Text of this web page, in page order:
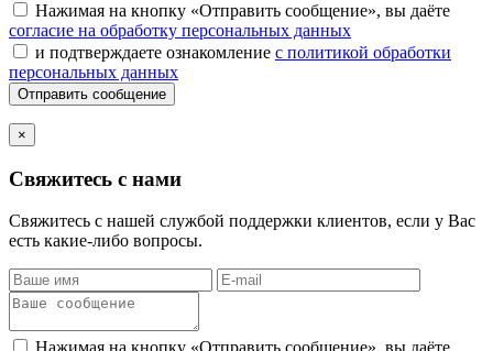
Нажимая на кнопку «Отправить сообщение», вы даёте
согласие на обработку персональных данных
и подтверждаете ознакомление с политикой обработки
персональных данных
Отправить сообщение
×
Свяжитесь с нами
Свяжитесь с нашей службой поддержки клиентов, если у Вас
есть какие-либо вопросы.